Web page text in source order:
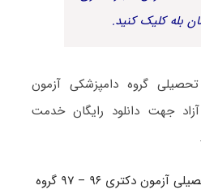
بله کلیک کنید.
گروه دامپزشکی آزمون
و آزاد جهت دانلود رایگان خدمت
دانلود سؤالات استعداد تحصیلی آزمون دکتری ۹۶ – ۹۷ گروه